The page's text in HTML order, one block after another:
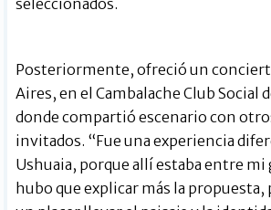
seleccionados.
Posteriormente, ofreció un
Aires, en el Cambalache Club Social
donde compartió escenario con
invitados. “Fue una experiencia
Ushuaia, porque allí estaba entre mi
hubo que explicar más la propuesta,